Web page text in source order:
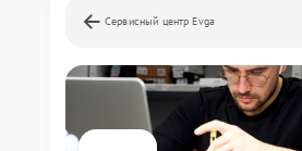
Сервисный центр Evga